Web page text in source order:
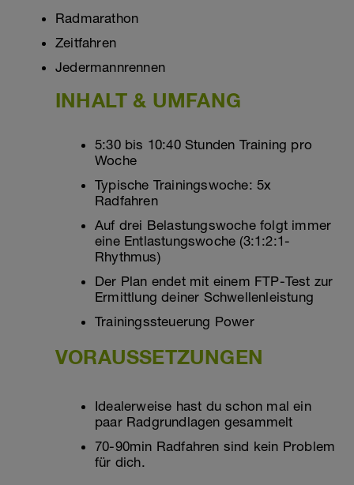
Radmarathon
Zeitfahren
Jedermannrennen
INHALT & UMFANG
5:30 bis 10:40 Stunden Training pro
Woche
Typische Trainingswoche: 5x
Radfahren
Auf drei Belastungswoche folgt immer
eine Entlastungswoche (3:1:2:1-
Rhythmus)
Der Plan endet mit einem FTP-Test zur
Ermittlung deiner Schwellenleistung
Trainingssteuerung Power
VORAUSSETZUNGEN
Idealerweise hast du schon mal ein
paar Radgrundlagen gesammelt
70-90min Radfahren sind kein Problem
für dich.